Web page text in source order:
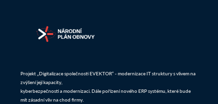
Projekt „Digitalizace společnosti EVEKTOR“ - modernizace IT struktury s vlivem na
zvýšení její kapacity,
kyberbezpečnosti a modernizaci. Dále pořízení nového ERP systému, které bude
mít zásadní vliv na chod firmy.